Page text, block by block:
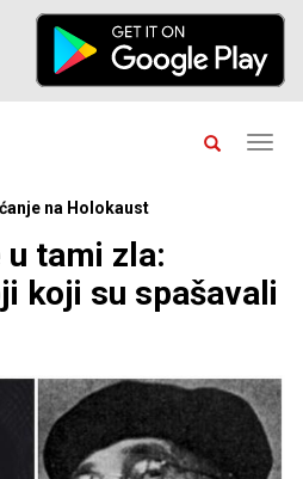
na Holokaust
tami zla:
koji su spašavali